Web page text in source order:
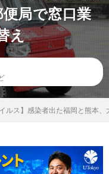
局で窓口業
え
イルス】感染者出た福岡と熊本